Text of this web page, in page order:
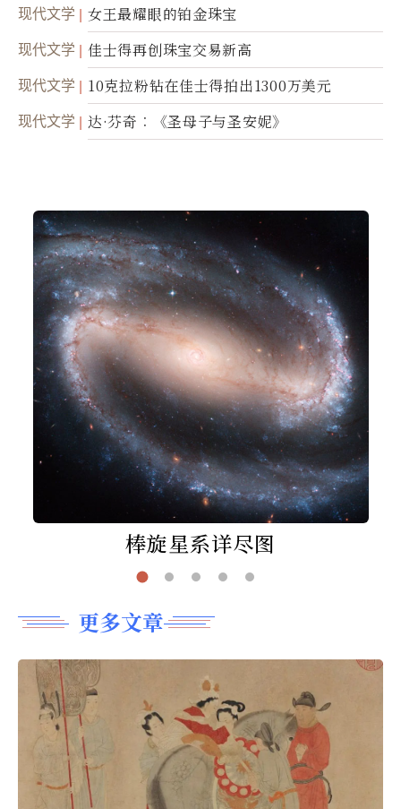
现代文学 女王最耀眼的铂金珠宝
现代文学 佳士得再创珠宝交易新高
现代文学 10克拉粉钻在佳士得拍出1300万美元
现代文学 达·芬奇︰《圣母子与圣安妮》
棒旋星系详尽图
更多文章